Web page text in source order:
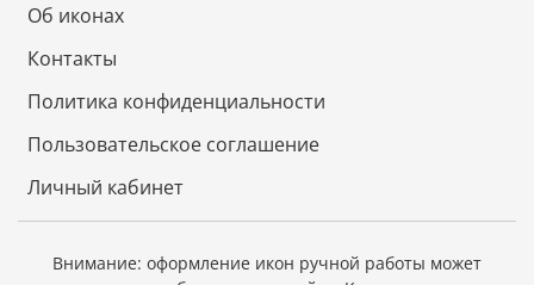
Об иконах
Контакты
Политика конфиденциальности
Пользовательское соглашение
Личный кабинет
Внимание: оформление икон ручной работы может